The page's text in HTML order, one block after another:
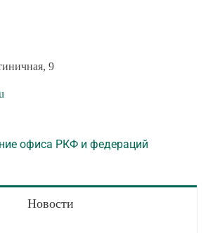
9
офиса РКФ и федераций
Новости